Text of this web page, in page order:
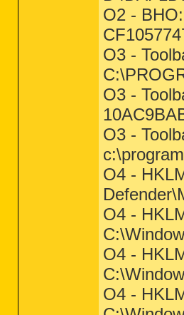
O2 -
O3 -
O3 -
O3 -
O4 -
O4 -
O4 -
O4 -